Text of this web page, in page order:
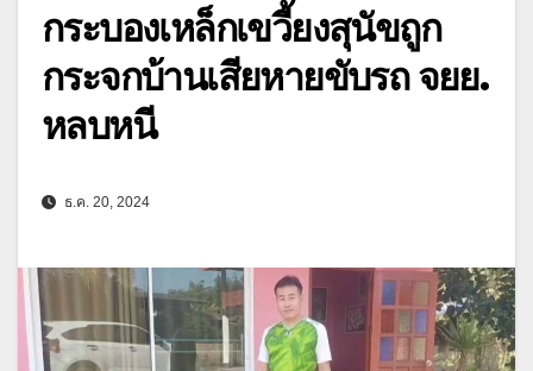
กระบองเหล็กเขวี้ยงสุนัขถูก
กระจกบ้านเสียหายขับรถ จยย.
หลบหนี
ธ.ค. 20, 2024